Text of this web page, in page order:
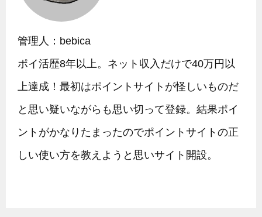
管理人：bebica
ポイ活歴8年以上。ネット収入だけで40万円以
上達成！最初はポイントサイトが怪しいものだ
と思い疑いながらも思い切って登録。結果ポイ
ントがかなりたまったのでポイントサイトの正
しい使い方を教えようと思いサイト開設。